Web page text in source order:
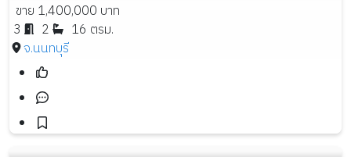
ขาย 1,400,000 บาท
3
2
16 ตรม.
จ.นนทบุรี